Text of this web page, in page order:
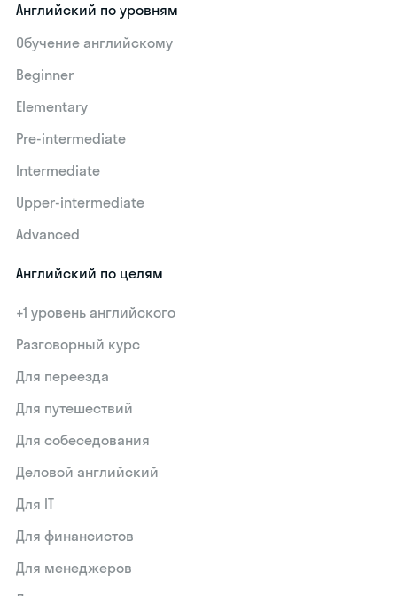
Английский по уровням
Обучение английскому
Beginner
Elementary
Pre-intermediate
Intermediate
Upper-intermediate
Advanced
Английский по целям
+1 уровень английского
Разговорный курс
Для переезда
Для путешествий
Для собеседования
Деловой английский
Для IT
Для финансистов
Для менеджеров